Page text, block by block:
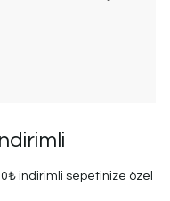
indirimli sepetinize özel